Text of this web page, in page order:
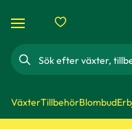
Sök
VäxterTillbehörBlombud